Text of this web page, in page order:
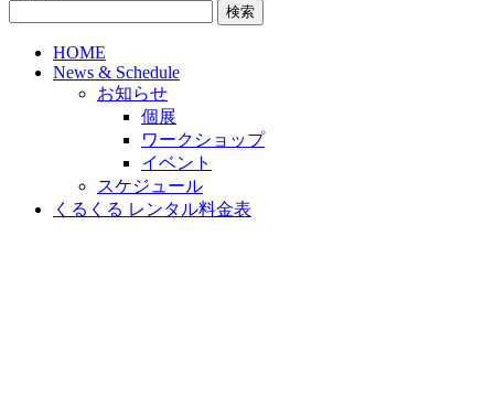
HOME
News & Schedule
お知らせ
個展
ワークショップ
イベント
スケジュール
くるくる レンタル料金表